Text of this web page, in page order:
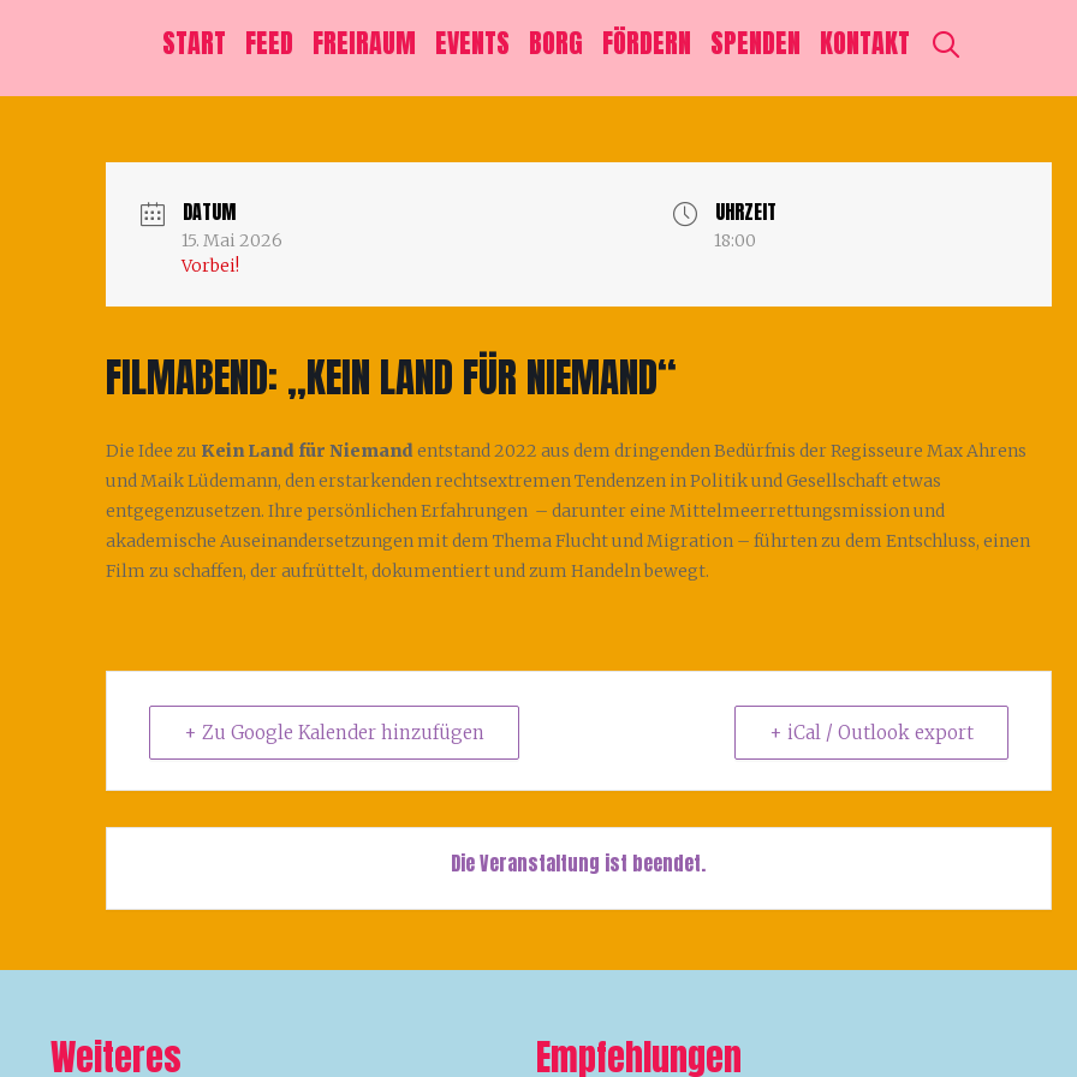
START FEED FREIRAUM EVENTS BORG FÖRDERN SPENDEN KONTAKT
DATUM
15. Mai 2026
Vorbei!
UHRZEIT
18:00
FILMABEND: „KEIN LAND FÜR NIEMAND“
Die Idee zu Kein Land für Niemand entstand 2022 aus dem dringenden Bedürfnis der Regisseure Max Ahrens
und Maik Lüdemann, den erstarkenden rechtsextremen Tendenzen in Politik und Gesellschaft etwas
entgegenzusetzen. Ihre persönlichen Erfahrungen – darunter eine Mittelmeerrettungsmission und
akademische Auseinandersetzungen mit dem Thema Flucht und Migration – führten zu dem Entschluss, einen
Film zu schaffen, der aufrüttelt, dokumentiert und zum Handeln bewegt.
+ Zu Google Kalender hinzufügen + iCal / Outlook export
Die Veranstaltung ist beendet.
Weiteres Empfehlungen